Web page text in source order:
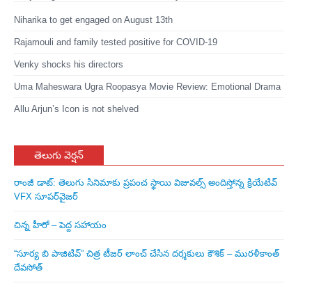
Niharika to get engaged on August 13th
Rajamouli and family tested positive for COVID-19
Venky shocks his directors
Uma Maheswara Ugra Roopasya Movie Review: Emotional Drama
Allu Arjun’s Icon is not shelved
తెలుగు వెర్షన్
రాంజీ డాట్: తెలుగు సినిమాకు ప్రపంచ స్థాయి విజువల్స్ అందిస్తోన్న క్రియేటివ్
VFX సూపర్‌వైజర్
చిన్న హీరో – పెద్ద సహాయం
“సూర్య బి పాజిటివ్” చిత్ర టీజర్ లాంచ్ చేసిన‌ దర్శకులు కౌశిక్ – మురళీకాంత్
దేవసోత్